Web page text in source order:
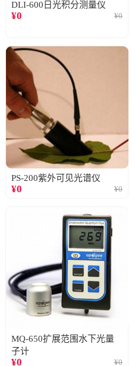
DLI-600日光积分测量仪
¥0 ¥0
PS-200紫外可见光谱仪
¥0 ¥0
MQ-650扩展范围水下光量
子计
¥0 ¥0